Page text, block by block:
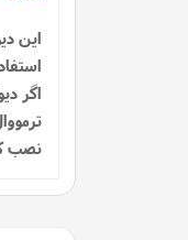
اگر
نصب